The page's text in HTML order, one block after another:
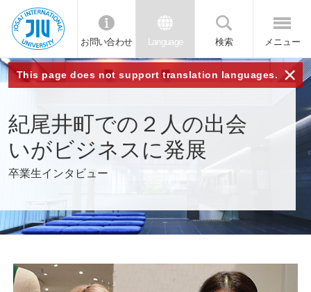
JIU 城西国
際大学
お問い合わせ Language 検索 メニュー
This page does not support translation languages. ×
紀尾井町での２人の出会
いがビジネスに発展
卒業生インタビュー